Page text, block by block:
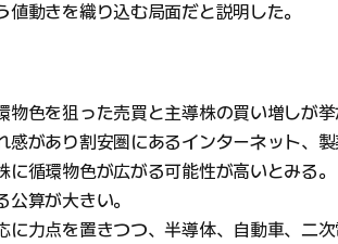
動きを織り込む局面だと説明した。
色を狙った売買と主導株の買い増しが挙
感があり割安圏にあるインターネット、製
循環物色が広がる可能性が高いとみる。
算が大きい。
力点を置きつつ、半導体、自動車、二次